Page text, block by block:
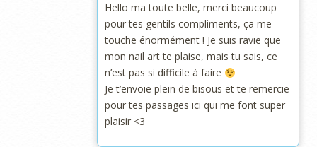
Hello ma toute belle, merci beaucoup
pour tes gentils compliments, ça me
touche énormément ! Je suis ravie que
mon nail art te plaise, mais tu sais, ce
n’est pas si difficile à faire
Je t’envoie plein de bisous et te remercie
pour tes passages ici qui me font super
plaisir <3